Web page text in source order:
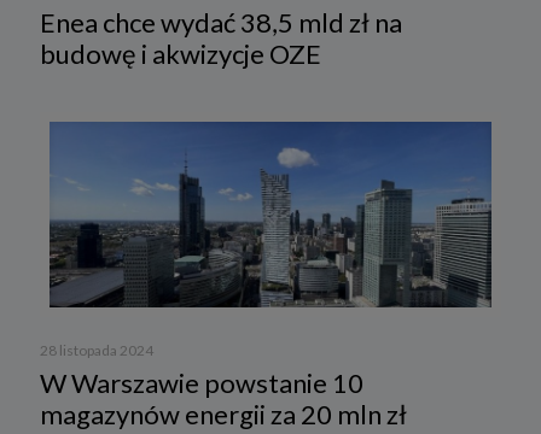
Enea chce wydać 38,5 mld zł na
budowę i akwizycje OZE
28 listopada 2024
W Warszawie powstanie 10
magazynów energii za 20 mln zł